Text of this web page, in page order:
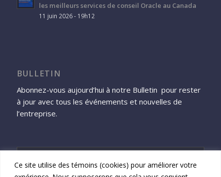
Ce site utilise des témoins (cookies) pour améliorer votre
les meilleurs services de conseil Oracle au Canada
11 juin 2026 - 19h12
BULLETIN
Abonnez-vous aujourd’hui à notre Bulletin pour rester
à jour avec tous les événements et nouvelles de
l’entreprise.